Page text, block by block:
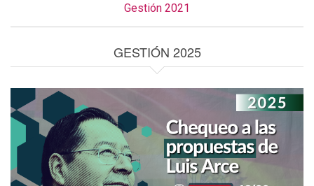
Gestión 2021
GESTIÓN 2025